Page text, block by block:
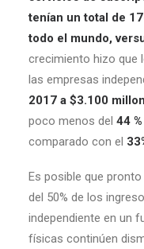
tenían un total de
todo el mundo,
crecimiento hizo que
las empresas
2017 a $3.100
poco menos del 44 %
comparado con el
Es posible que
del 50% de los
independiente en un
físicas continúen